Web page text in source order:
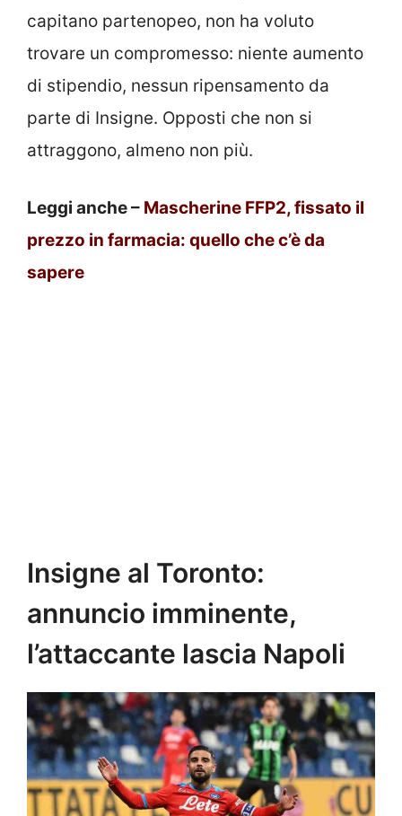
capitano partenopeo, non ha voluto
trovare un compromesso: niente aumento
di stipendio, nessun ripensamento da
parte di Insigne. Opposti che non si
attraggono, almeno non più.
Leggi anche – Mascherine FFP2, fissato il
prezzo in farmacia: quello che c’è da
sapere
Insigne al Toronto:
annuncio imminente,
l’attaccante lascia Napoli